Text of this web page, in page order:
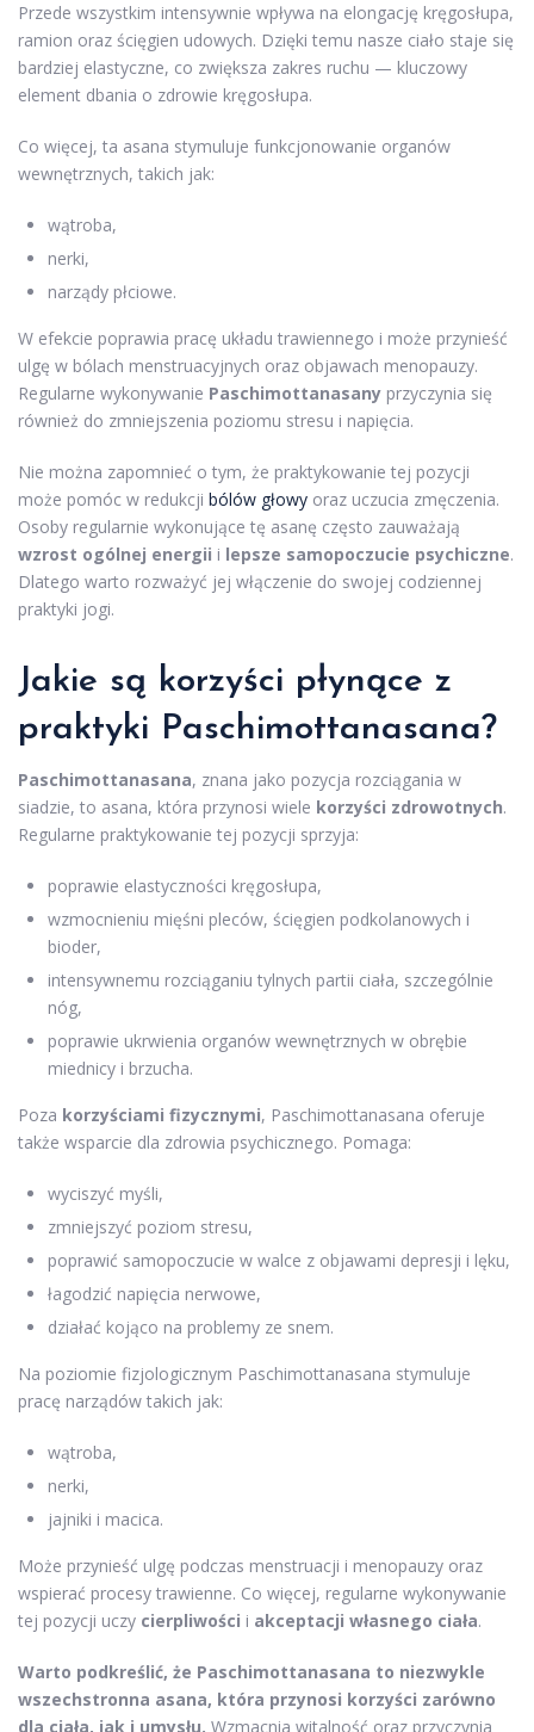
Przede wszystkim intensywnie wpływa na elongację kręgosłupa,
ramion oraz ścięgien udowych. Dzięki temu nasze ciało staje się
bardziej elastyczne, co zwiększa zakres ruchu — kluczowy
element dbania o zdrowie kręgosłupa.
Co więcej, ta asana stymuluje funkcjonowanie organów
wewnętrznych, takich jak:
wątroba,
nerki,
narządy płciowe.
W efekcie poprawia pracę układu trawiennego i może przynieść
ulgę w bólach menstruacyjnych oraz objawach menopauzy.
Regularne wykonywanie Paschimottanasany przyczynia się
również do zmniejszenia poziomu stresu i napięcia.
Nie można zapomnieć o tym, że praktykowanie tej pozycji
może pomóc w redukcji bólów głowy oraz uczucia zmęczenia.
Osoby regularnie wykonujące tę asanę często zauważają
wzrost ogólnej energii i lepsze samopoczucie psychiczne.
Dlatego warto rozważyć jej włączenie do swojej codziennej
praktyki jogi.
Jakie są korzyści płynące z
praktyki Paschimottanasana?
Paschimottanasana, znana jako pozycja rozciągania w
siadzie, to asana, która przynosi wiele korzyści zdrowotnych.
Regularne praktykowanie tej pozycji sprzyja:
poprawie elastyczności kręgosłupa,
wzmocnieniu mięśni pleców, ścięgien podkolanowych i
bioder,
intensywnemu rozciąganiu tylnych partii ciała, szczególnie
nóg,
poprawie ukrwienia organów wewnętrznych w obrębie
miednicy i brzucha.
Poza korzyściami fizycznymi, Paschimottanasana oferuje
także wsparcie dla zdrowia psychicznego. Pomaga:
wyciszyć myśli,
zmniejszyć poziom stresu,
poprawić samopoczucie w walce z objawami depresji i lęku,
łagodzić napięcia nerwowe,
działać kojąco na problemy ze snem.
Na poziomie fizjologicznym Paschimottanasana stymuluje
pracę narządów takich jak:
wątroba,
nerki,
jajniki i macica.
Może przynieść ulgę podczas menstruacji i menopauzy oraz
wspierać procesy trawienne. Co więcej, regularne wykonywanie
tej pozycji uczy cierpliwości i akceptacji własnego ciała.
Warto podkreślić, że Paschimottanasana to niezwykle
wszechstronna asana, która przynosi korzyści zarówno
dla ciała, jak i umysłu. Wzmacnia witalność oraz przyczynia